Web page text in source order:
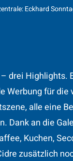
Eckhard
drei Highlights.
Werbung für die
alle eine
Dank an die
Kuchen,
zusätzlich